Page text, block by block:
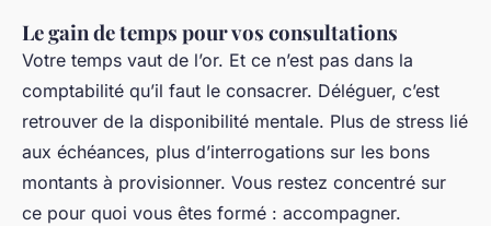
Le gain de temps pour vos consultations
Votre temps vaut de l’or. Et ce n’est pas dans la
comptabilité qu’il faut le consacrer. Déléguer, c’est
retrouver de la disponibilité mentale. Plus de stress lié
aux échéances, plus d’interrogations sur les bons
montants à provisionner. Vous restez concentré sur
ce pour quoi vous êtes formé : accompagner.